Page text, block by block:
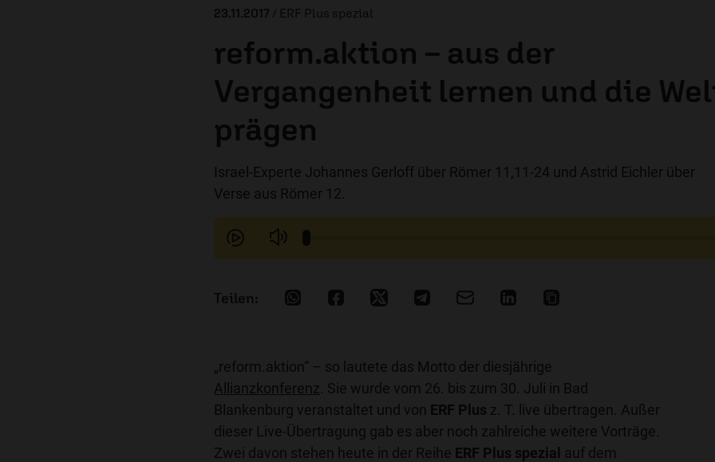
23.11.2017 / ERF Plus spezial
reform.aktion – aus der
Vergangenheit lernen und die
prägen
Israel-Experte Johannes Gerloff über Römer 11,11-24 und Astrid Eichler über
Verse aus Römer 12.
„reform.aktion“ – so lautete das Motto der diesjährige
Allianzkonferenz . Sie wurde vom 26. bis zum 30. Juli in Bad
Blankenburg veranstaltet und von ERF Plus z. T. live übertragen. Außer
dieser Live-Übertragung gab es aber noch zahlreiche weitere Vorträge.
Zwei davon stehen heute in der Reihe ERF Plus spezial auf dem